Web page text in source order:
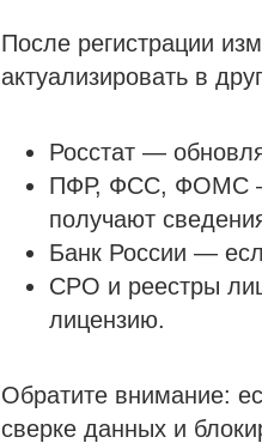
После регистрации
актуализировать в
Росстат —
ПФР, ФСС, ФОМС —
получают
Банк России —
СРО и реестры
лицензию.
Обратите внимание:
сверке данных и